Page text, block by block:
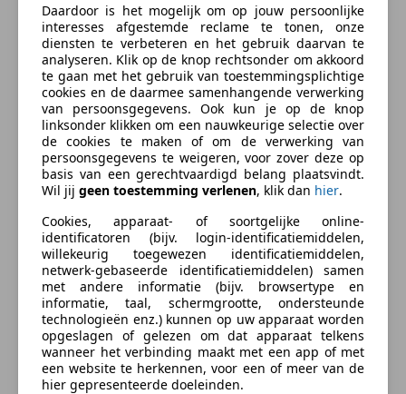
Autoverzekering van de
INDEPENDER
Bereken je premie
Kenteken
Bereken nu
Something went wrong
We're sorry, but something unexpected happened.
Please try again or refresh the page.
Daardoor is het mogelijk om op jouw persoonlijke
interesses afgestemde reclame te tonen, onze
diensten te verbeteren en het gebruik daarvan te
analyseren. Klik op de knop rechtsonder om akkoord
te gaan met het gebruik van toestemmingsplichtige
cookies en de daarmee samenhangende verwerking
van persoonsgegevens. Ook kun je op de knop
linksonder klikken om een nauwkeurige selectie over
de cookies te maken of om de verwerking van
persoonsgegevens te weigeren, voor zover deze op
basis van een gerechtvaardigd belang plaatsvindt.
Wil jij geen toestemming verlenen, klik dan hier.
Cookies, apparaat- of soortgelijke online-
identificatoren (bijv. login-identificatiemiddelen,
willekeurig toegewezen identificatiemiddelen,
netwerk-gebaseerde identificatiemiddelen) samen
met andere informatie (bijv. browsertype en
informatie, taal, schermgrootte, ondersteunde
technologieën enz.) kunnen op uw apparaat worden
opgeslagen of gelezen om dat apparaat telkens
wanneer het verbinding maakt met een app of met
een website te herkennen, voor een of meer van de
hier gepresenteerde doeleinden.